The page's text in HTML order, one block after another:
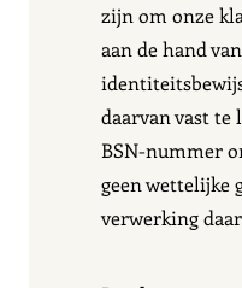
zijn om onze
aan de hand
daarvan vast te
BSN-nummer
geen wettelijke
verwerking